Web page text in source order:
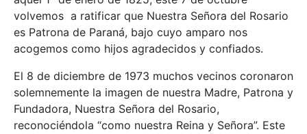
volvemos a ratificar que Nuestra Señora del Rosario
es Patrona de Paraná, bajo cuyo amparo nos
acogemos como hijos agradecidos y confiados.
El 8 de diciembre de 1973 muchos vecinos coronaron
solemnemente la imagen de nuestra Madre, Patrona y
Fundadora, Nuestra Señora del Rosario,
reconociéndola “como nuestra Reina y Señora”. Este